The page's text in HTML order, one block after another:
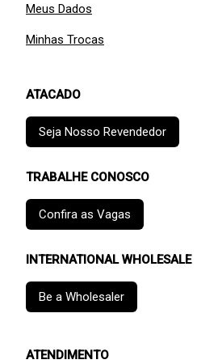
Meus Dados
Minhas Trocas
ATACADO
Seja Nosso Revendedor
TRABALHE CONOSCO
Confira as Vagas
INTERNATIONAL WHOLESALE
Be a Wholesaler
ATENDIMENTO